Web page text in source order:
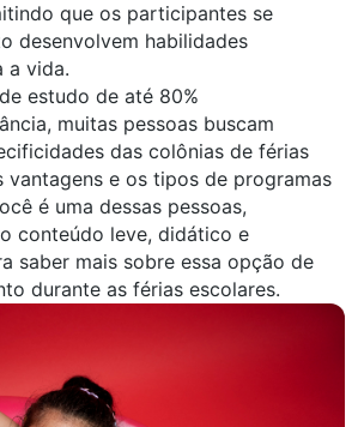
que os participantes se
desenvolvem habilidades
a vida.
estudo de até 80%
muitas pessoas buscam
das colônias de férias
vantagens e os tipos de programas
é uma dessas pessoas,
conteúdo leve, didático e
saber mais sobre essa opção de
durante as férias escolares.